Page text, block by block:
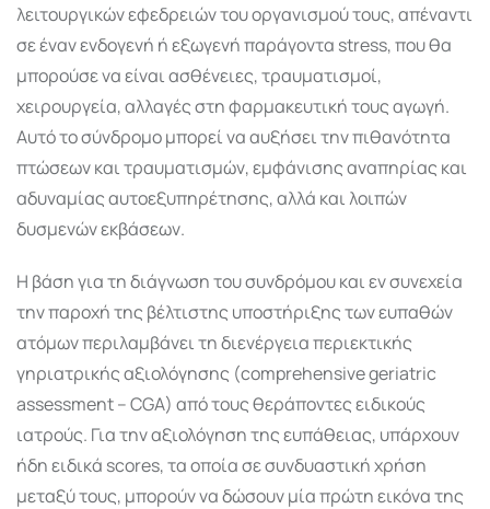
λειτουργικών εφεδρειών του οργανισμού τους, απέναντι
σε έναν ενδογενή ή εξωγενή παράγοντα stress, που θα
μπορούσε να είναι ασθένειες, τραυματισμοί,
χειρουργεία, αλλαγές στη φαρμακευτική τους αγωγή.
Αυτό το σύνδρομο μπορεί να αυξήσει την πιθανότητα
πτώσεων και τραυματισμών, εμφάνισης αναπηρίας και
αδυναμίας αυτοεξυπηρέτησης, αλλά και λοιπών
δυσμενών εκβάσεων.
Η βάση για τη διάγνωση του συνδρόμου και εν συνεχεία
την παροχή της βέλτιστης υποστήριξης των ευπαθών
ατόμων περιλαμβάνει τη διενέργεια περιεκτικής
γηριατρικής αξιολόγησης (comprehensive geriatric
assessment – CGA) από τους θεράποντες ειδικούς
ιατρούς. Για την αξιολόγηση της ευπάθειας, υπάρχουν
ήδη ειδικά scores, τα οποία σε συνδυαστική χρήση
μεταξύ τους, μπορούν να δώσουν μία πρώτη εικόνα της